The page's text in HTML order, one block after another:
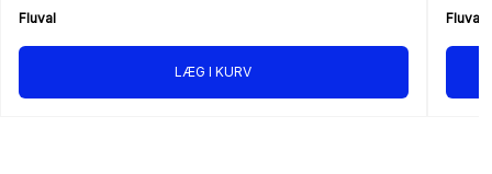
Fluval
LÆG I KURV
Fluval